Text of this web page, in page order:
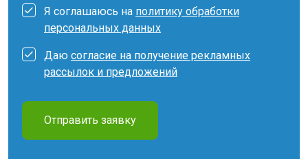
Я соглашаюсь на политику обработки
персональных данных
Даю согласие на получение рекламных
рассылок и предложений
Отправить заявку